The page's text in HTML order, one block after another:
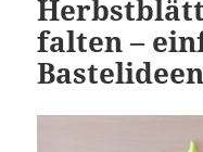
falten –
Bastelideen